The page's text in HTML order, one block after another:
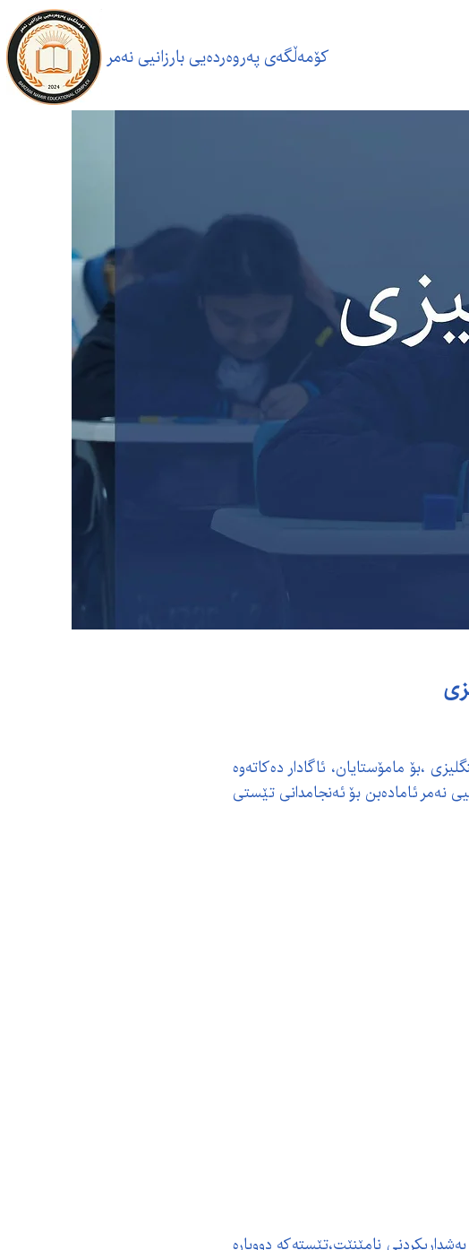
کۆمەڵگەی پەروەردەیی بارزانیی نەمر
،بۆ مامۆستایان، ئاگادار دەکاتەوە
نەمر ئامادەبن بۆ ئەنجامدانی تێستی
نامێنێت،تێستەکە دووبارە